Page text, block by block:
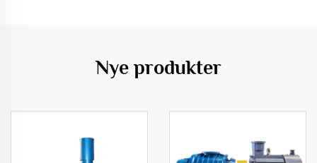
Nye produkter